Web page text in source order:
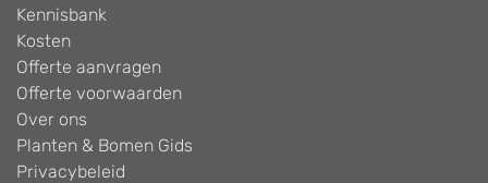
Kennisbank
Kosten
Offerte aanvragen
Offerte voorwaarden
Over ons
Planten & Bomen Gids
Privacybeleid